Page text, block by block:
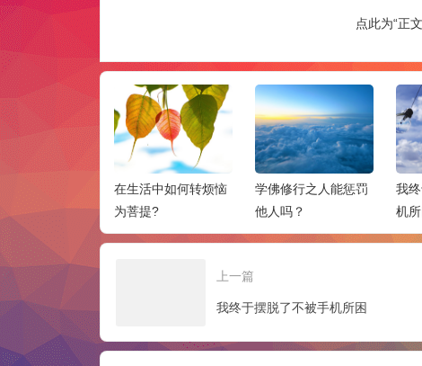
点此为“正
能成就
在生活中如何转烦恼
为菩提?
学佛修行之人能惩罚
他人吗？
我
机
上一篇
我终于摆脱了不被手机所困